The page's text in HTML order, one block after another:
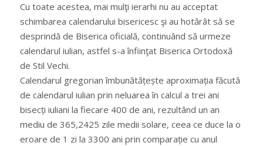
Cu toate acestea, mai mulţi ierarhi nu au acceptat
schimbarea calendarului bisericesc şi au hotărât să se
desprindă de Biserica oficială, continuând să urmeze
calendarul iulian, astfel s-a înfiinţat Biserica Ortodoxă
de Stil Vechi.
Calendarul gregorian îmbunătățește aproximația făcută
de calendarul iulian prin neluarea în calcul a trei ani
bisecți iuliani la fiecare 400 de ani, rezultând un an
mediu de 365,2425 zile medii solare, ceea ce duce la o
eroare de 1 zi la 3300 ani prin comparație cu anul